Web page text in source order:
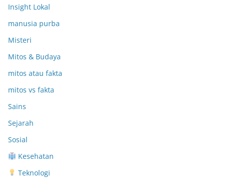
Insight Lokal
manusia purba
Misteri
Mitos & Budaya
mitos atau fakta
mitos vs fakta
Sains
Sejarah
Sosial
Kesehatan
Teknologi